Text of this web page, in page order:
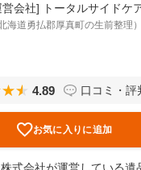
営会社] トータルサイドケ
北海道勇払郡厚真町の生前整理）
4.89 口コミ・評
お気に入りに追加